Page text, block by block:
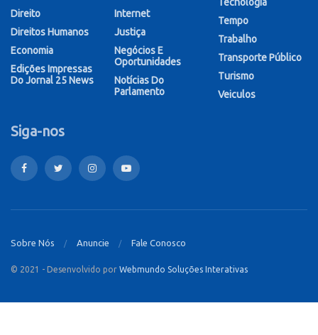
Direito
Direitos Humanos
Economia
Edições Impressas
Do Jornal 25 News
Internet
Justiça
Negócios E
Oportunidades
Notícias Do
Parlamento
Tecnologia
Tempo
Trabalho
Transporte Público
Turismo
Veiculos
Siga-nos
Sobre Nós Anuncie Fale Conosco
© 2021 - Desenvolvido por Webmundo Soluções Interativas